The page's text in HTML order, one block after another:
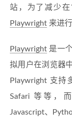
站，为了减少
Playwright 来进
Playwright 是一
拟用户在浏览器
Playwright 支持
Safari 等等，
Javascript、